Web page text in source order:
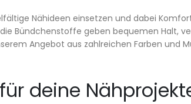
Nähideen einsetzen und dabei
Bündchenstoffe geben bequemen Halt,
Angebot aus zahlreichen Farben und
deine